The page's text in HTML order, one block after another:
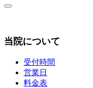
当院について
受付時間
営業日
料金表